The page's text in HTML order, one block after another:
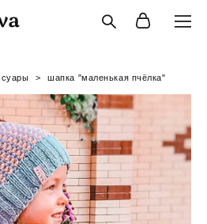
> шапка "маленькая пчёлка"